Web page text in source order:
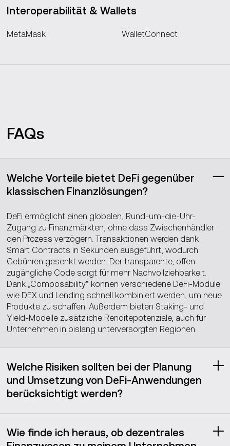
Interoperabilität & Wallets
MetaMask WalletConnect
FAQs
Welche Vorteile bietet DeFi gegenüber
klassischen Finanzlösungen?
DeFi ermöglicht einen globalen, Rund-um-die-Uhr-
Zugang zu Finanzmärkten, ohne dass Zwischenhändler
den Prozess verzögern. Transaktionen werden dank
Smart Contracts in Sekunden ausgeführt, wodurch
Gebühren gesenkt werden. Der transparente, offen
zugängliche Code sorgt für mehr Nachvollziehbarkeit.
Dank „Composability“ können verschiedene DeFi-Module
wie DEX und Lending schnell kombiniert werden, um neue
Produkte zu schaffen. Außerdem bieten Staking- und
Yield-Modelle zusätzliche Renditepotenziale, auch für
Unternehmen in bislang unterversorgten Regionen.
Welche Risiken sollten bei der Planung
und Umsetzung von DeFi‑Anwendungen
berücksichtigt werden?
sollten vier zentrale Risikobereiche berücksichtigt werden:
Wie finde ich heraus, ob dezentrales